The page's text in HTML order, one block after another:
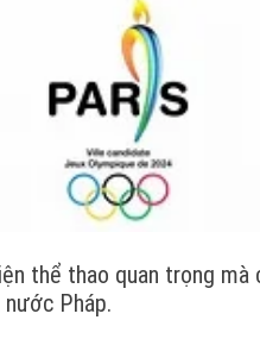
thể thao quan trọng mà
Pháp.